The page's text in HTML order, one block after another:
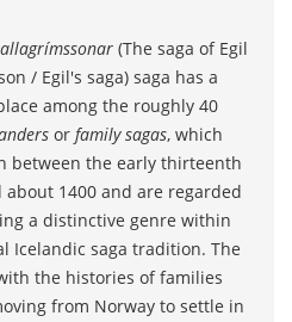
(The saga of Egil
/ Egil's saga) saga has a
among the roughly 40
or family sagas, which
between the early thirteenth
1400 and are regarded
a distinctive genre within
Icelandic saga tradition. The
the histories of families
from Norway to settle in